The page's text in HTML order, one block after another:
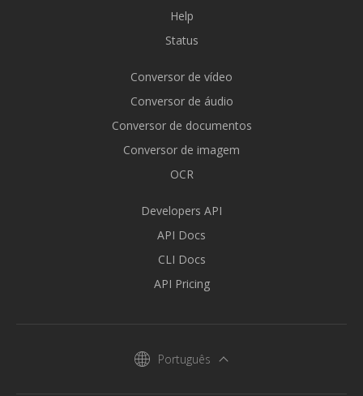
Help
Status
Conversor de vídeo
Conversor de áudio
Conversor de documentos
Conversor de imagem
OCR
Developers API
API Docs
CLI Docs
API Pricing
Português